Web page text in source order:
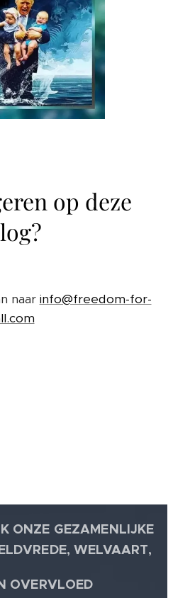
op deze
naar info@freedom-for-
ONZE GEZAMENLIJKE
WELVAART,
OVERVLOED